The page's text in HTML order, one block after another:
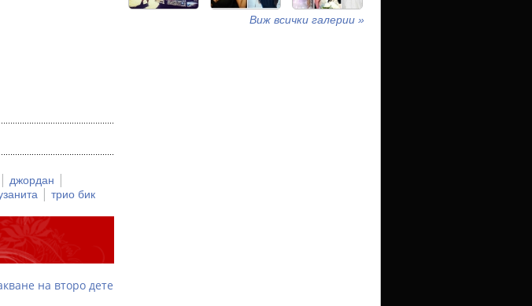
| джордан |
| трио бик
на второ дете
Виж всички галерии »